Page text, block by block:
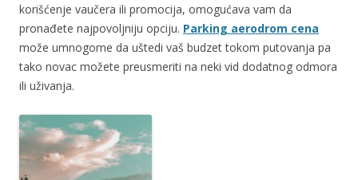
korišćenje vaučera ili promocija, omogućava vam da
pronađete najpovoljniju opciju. Parking aerodrom cena
može umnogome da uštedi vaš budzet tokom putovanja pa
tako novac možete preusmeriti na neki vid dodatnog odmora
ili uživanja.